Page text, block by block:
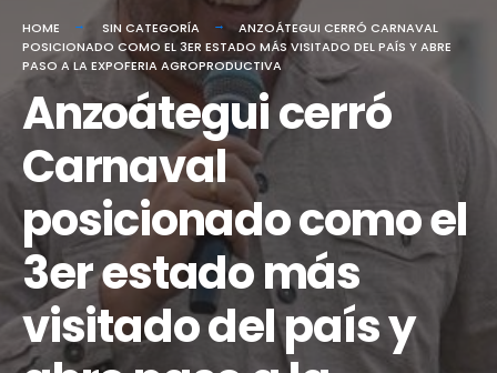
HOME SIN CATEGORÍA
ANZOÁTEGUI CERRÓ CARNAVAL
POSICIONADO COMO EL 3ER ESTADO MÁS VISITADO DEL PAÍS Y ABRE
PASO A LA EXPOFERIA AGROPRODUCTIVA
Anzoátegui cerró
Carnaval
posicionado como el
3er estado más
visitado del país y